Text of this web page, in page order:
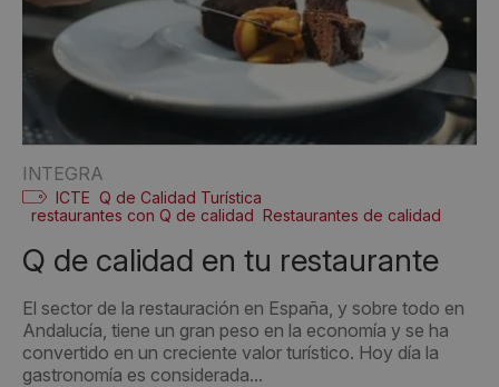
INTEGRA
ICTE Q de Calidad Turística
restaurantes con Q de calidad Restaurantes de calidad
Q de calidad en tu restaurante
El sector de la restauración en España, y sobre todo en
Andalucía, tiene un gran peso en la economía y se ha
convertido en un creciente valor turístico. Hoy día la
gastronomía es considerada...